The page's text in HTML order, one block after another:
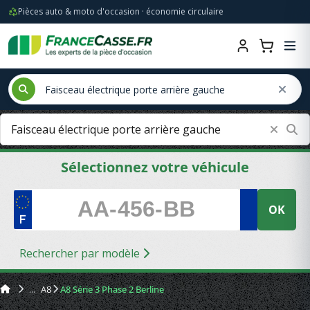
Pièces auto & moto d'occasion · économie circulaire
Sélectionnez votre véhicule
OK
Rechercher par modèle
A8 A8 Série 3 Phase 2 Berline